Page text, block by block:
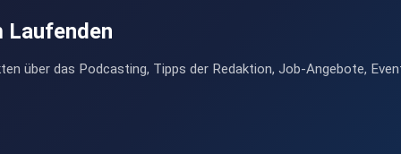
Laufenden
über das Podcasting, Tipps der Redaktion, Job-Angebote,